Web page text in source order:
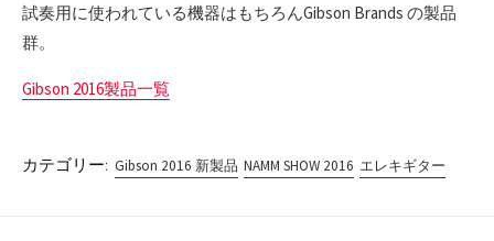
試奏用に使われている機器はもちろんGibson Brands の製品
群。
Gibson 2016製品一覧
カテゴリー: Gibson 2016 新製品 NAMM SHOW 2016 エレキギター